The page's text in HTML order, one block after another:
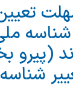
(پیرو